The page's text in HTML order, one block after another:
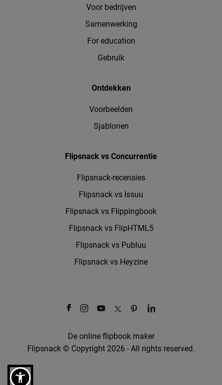
Voor bedrijven
Samenwerking
For education
Gebruik
Ontdekken
Voorbeelden
Sjablonen
Flipsnack vs Concurrentie
Flipsnack-recensies
Flipsnack vs Issuu
Flipsnack vs Flippingbook
Flipsnack vs FlipHTML5
Flipsnack vs Publuu
Flipsnack vs Heyzine
De online flipbook maker
Flipsnack © Copyright 2026 - All rights reserved.